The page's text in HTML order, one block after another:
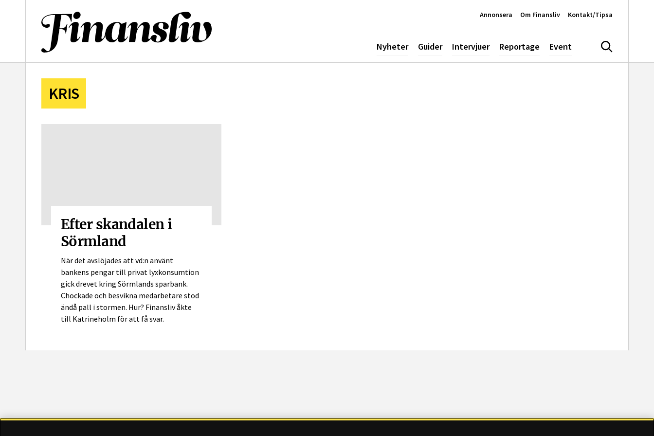
Nyheter Guider Intervjuer Reportage Event Sök
Annonsera Om Finansliv Kontakt/Tipsa
KRIS
Efter skandalen i
Sörmland
När det avslöjades att vd:n använt
bankens pengar till privat lyxkonsumtion
gick drevet kring Sörmlands sparbank.
Chockade och besvikna medarbetare stod
ändå pall i stormen. Hur? Finansliv åkte
till Katrineholm för att få svar.